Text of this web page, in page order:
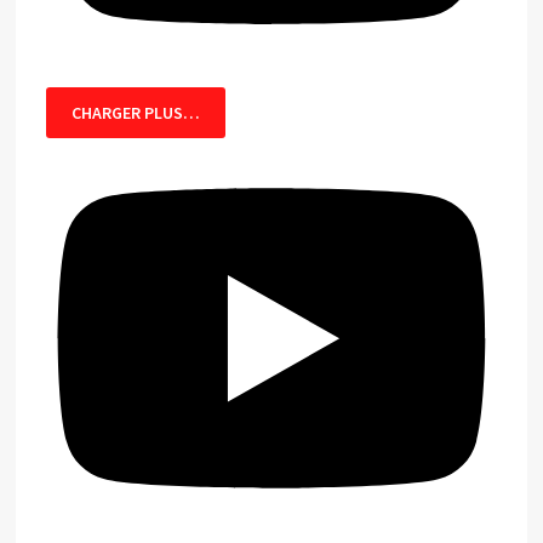
CHARGER PLUS…